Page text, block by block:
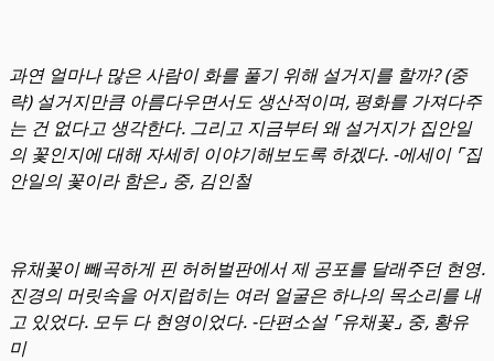
과연 얼마나 많은 사람이 화를 풀기 위해 설거지를 할까? (중
략) 설거지만큼 아름다우면서도 생산적이며, 평화를 가져다주
는 건 없다고 생각한다. 그리고 지금부터 왜 설거지가 집안일
의 꽃인지에 대해 자세히 이야기해보도록 하겠다. -에세이 ⌜집
안일의 꽃이라 함은⌟ 중, 김인철
유채꽃이 빼곡하게 핀 허허벌판에서 제 공포를 달래주던 현영.
진경의 머릿속을 어지럽히는 여러 얼굴은 하나의 목소리를 내
고 있었다. 모두 다 현영이었다. -단편소설 ⌜유채꽃⌟ 중, 황유
미